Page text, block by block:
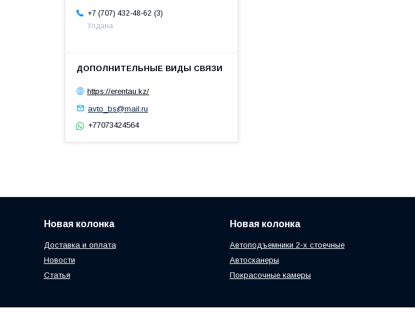
+7 (707) 432-48-62
3
Улдана
https://erentau.kz/
avto_bs@mail.ru
+77073424564
Новая колонка
Доставка и оплата
Новости
Статья
Новая колонка
Автоподъемники 2-х стоечные
Автосканеры
Покрасочные камеры